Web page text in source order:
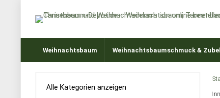
Weihnachtsbaum Weihnachtsbaumschmuck &
Alle Kategorien anzeigen